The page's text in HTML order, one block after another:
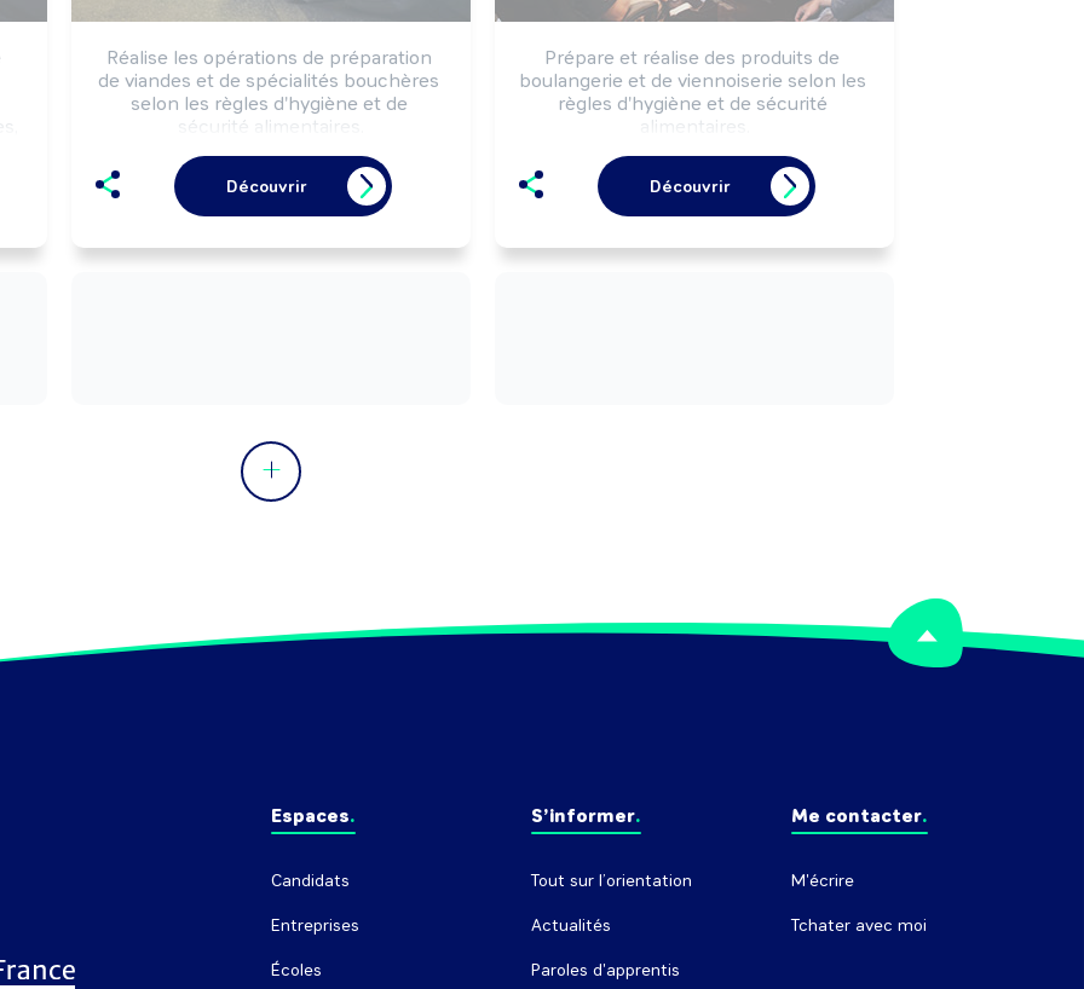
Réalise les opérations de préparation
de viandes et de spécialités bouchères
selon les règles d'hygiène et de
sécurité alimentaires.
Peut gérer un commerce de détail
alimentaire (boucherie, boucherie-
Découvrir
Prépare et réalise des produits de
boulangerie et de viennoiserie selon les
règles d'hygiène et de sécurité
alimentaires.
boulangerie, viennoiserie.
Peut gérer un commerce de détail
alimentaire (boulangerie, boulangerie-
Découvrir
Espaces
Candidats
Entreprises
Écoles
S’informer
Tout sur l’orientation
Actualités
Paroles d'apprentis
Me contacter
M'écrire
Tchater avec moi